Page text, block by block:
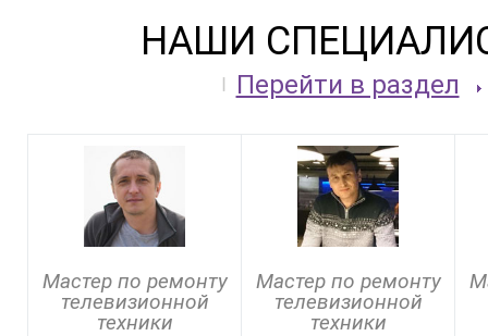
НАШИ
Перейти в раздел
Мастер по ремонту
телевизионной
техники
Мастер по ремонту
телевизионной
техники